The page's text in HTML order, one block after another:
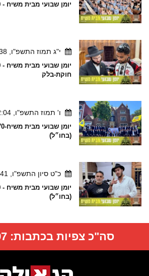
יומן שבועי מבית משיח - 770, שבוע פ׳ פינחס
י"ג תמוז התשפ"ו, 08:38
חוקת-בלק
ו' תמוז התשפ"ו, 12:04
(בחו״ל)
כ"ט סיון התשפ"ו, 22:41
(בחו״ל)
סה"כ צפיות בכתבות: